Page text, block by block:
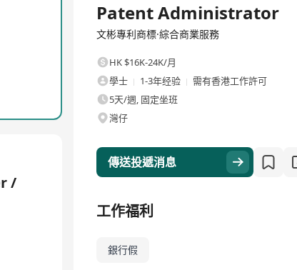
/
Patent Administrator
文彬專利商標·綜合商業服務
HK $16K-24K/月
學士
1-3年经验
需有香港工作許可
5天/週, 固定坐班
灣仔
傳送投遞消息
工作福利
銀行假